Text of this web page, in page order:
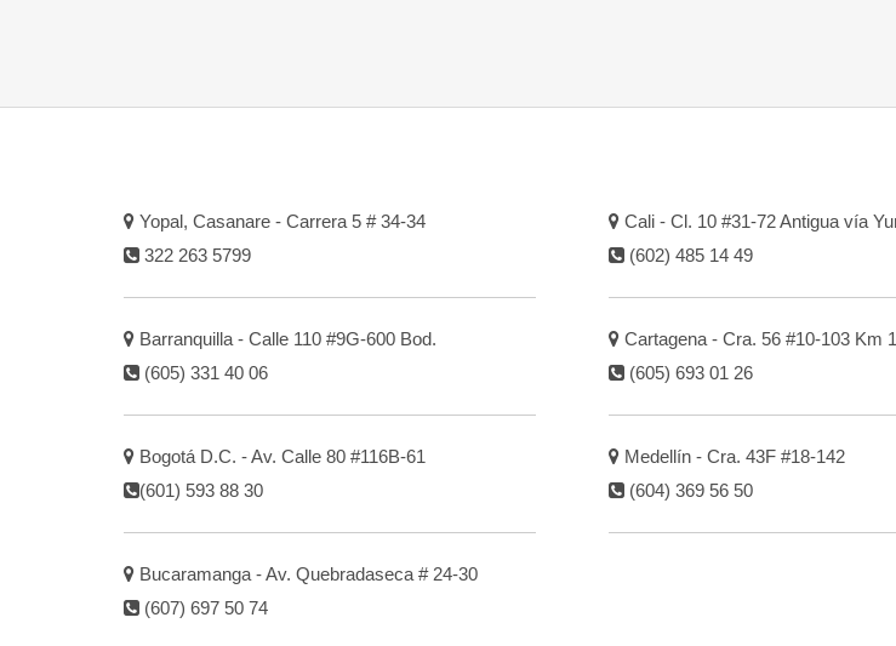
Yopal, Casanare - Carrera 5 # 34-34
322 263 5799
Barranquilla - Calle 110 #9G-600 Bod.
(605) 331 40 06
Bogotá D.C. - Av. Calle 80 #116B-61
(601) 593 88 30
Bucaramanga - Av. Quebradaseca # 24-30
(607) 697 50 74
Cali - Cl. 10 #31-72 Antigua vía
(602) 485 14 49
Cartagena - Cra. 56 #10-103 Km
(605) 693 01 26
Medellín - Cra. 43F #18-142
(604) 369 56 50